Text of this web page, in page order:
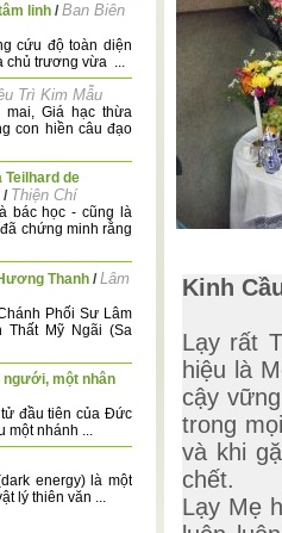
linh /Ban Biên
cứu độ toàn diện
chủ trương vừa ...
Trì Kim Mẫu
mai, Giá hạc thừa
con hiền câu đạo
Teilhard de
/ Thiện Chí
bác học - cũng là
chứng minh rằng
Thanh /Lâm
Phối Sư Lâm
Thất Mỹ Ngãi (Sa
ngưới, một nhân
đầu tiên của Đức
một nhánh ...
energy) là một
lý thiên văn ...
Kinh
Lạy rất
hiệu là
cậy
trong
và khi
chết.
Lạy Mẹ